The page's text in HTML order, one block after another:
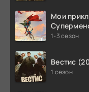
Мои
1-3 сезон
Вестис
1 сезон